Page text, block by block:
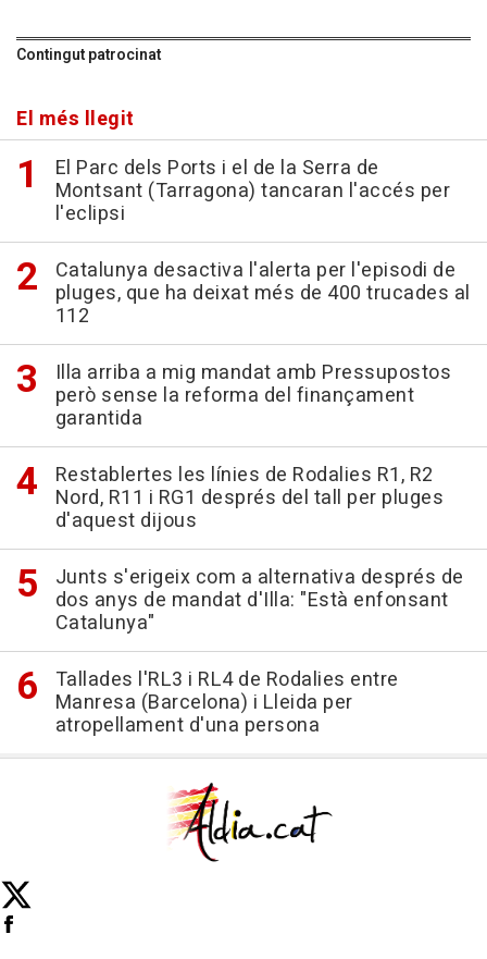
Contingut patrocinat
El més llegit
El Parc dels Ports i el de la Serra de
Montsant (Tarragona) tancaran l'accés per
l'eclipsi
Catalunya desactiva l'alerta per l'episodi de
pluges, que ha deixat més de 400 trucades al
112
Illa arriba a mig mandat amb Pressupostos
però sense la reforma del finançament
garantida
Restablertes les línies de Rodalies R1, R2
Nord, R11 i RG1 després del tall per pluges
d'aquest dijous
Junts s'erigeix com a alternativa després de
dos anys de mandat d'Illa: "Està enfonsant
Catalunya"
Tallades l'RL3 i RL4 de Rodalies entre
Manresa (Barcelona) i Lleida per
atropellament d'una persona